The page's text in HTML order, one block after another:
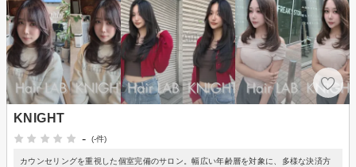
KNIGHT
-
(-件)
カウンセリングを重視した個室完備のサロン。幅広い年齢層を対象に、多様な決済方